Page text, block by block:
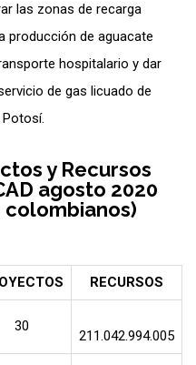
las zonas de recarga
producción de aguacate
hospitalario y dar
de gas licuado de
y Recursos
agosto 2020
colombianos)
RECURSOS
30
211.042.994.005